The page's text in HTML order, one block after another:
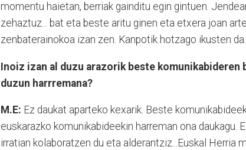
momentu haietan, berriak gainditu egin gintuen.
zehaztuz... bat eta beste aritu ginen eta etxera joan
zenbaterainokoa izan zen. Kanpotik hotzago ikusten da.
Inoiz izan al duzu arazorik beste komunikabideren
duzun harrremana?
M.E: Ez daukat aparteko kexarik. Beste
euskarazko komunikabideekin harreman ona daukagu.
irratian kolaboratzen du eta alderantziz...Euskal Herria